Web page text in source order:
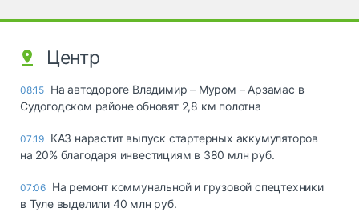
Центр
08:15 На автодороге Владимир – Муром – Арзамас в
Судогодском районе обновят 2,8 км полотна
07:19 КАЗ нарастит выпуск стартерных аккумуляторов
на 20% благодаря инвестициям в 380 млн руб.
07:06 На ремонт коммунальной и грузовой спецтехники
в Туле выделили 40 млн руб.